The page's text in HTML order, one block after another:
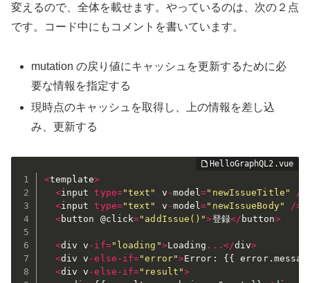
変えるので、全体を載せます。やっているのは、次の２点
です。コード中にもコメントを書いています。
mutation の戻り値にキャッシュを更新するために必
要な情報を指定する
現時点のキャッシュを取得し、上の情報を差し込
み、更新する
<template>
<input type="text" v -model="newIssueTitle" /
<input type="text" v -model="newIssueBody" />
<button @click="addIssue()">登録</ button>
<div v - if="loading">Loading ... </div>
<div v -else - if="error">Error : {{ error.
<div v -else - if="result">